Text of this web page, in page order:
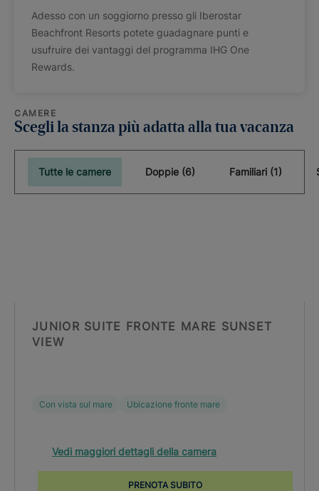
Adesso con un soggiorno presso gli Iberostar
Beachfront Resorts potete guadagnare punti e
usufruire dei vantaggi del programma IHG One
Rewards.
CAMERE
Scegli la stanza più adatta alla tua vacanza
Tutte le camere Doppie (6) Familiari (1)
JUNIOR SUITE FRONTE MARE SUNSET
VIEW
Con vista sul mare Ubicazione fronte mare
Vedi maggiori dettagli della camera
PRENOTA SUBITO